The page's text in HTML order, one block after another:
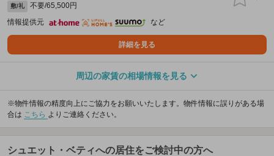
敷/礼
不要/65,500円
情報提供元
など
詳細を見る
周辺の家賃の相場情報を見る
※物件情報の精度向上にご協力をお願いいたします。物件情報に誤りがある場
合は こちら よりご連絡ください。
シュエット・ベティへの居住をご検討中の方へ